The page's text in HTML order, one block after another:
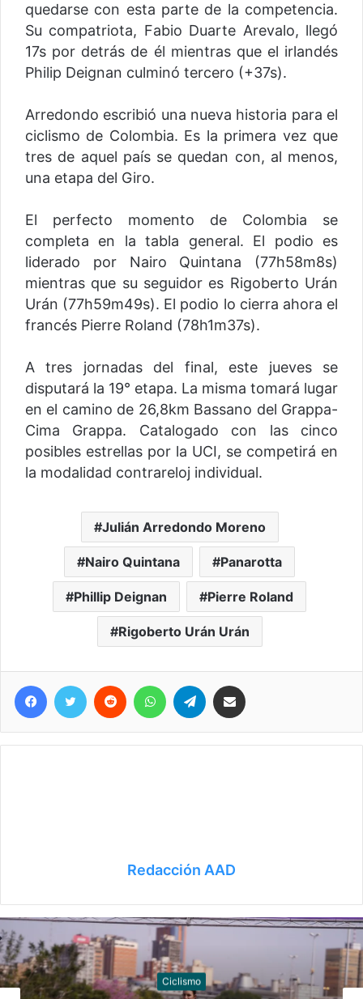
quedarse con esta parte de la competencia.
Su compatriota, Fabio Duarte Arevalo, llegó
17s por detrás de él mientras que el irlandés
Philip Deignan culminó tercero (+37s).
Arredondo escribió una nueva historia para el
ciclismo de Colombia. Es la primera vez que
tres de aquel país se quedan con, al menos,
una etapa del Giro.
El perfecto momento de Colombia se
completa en la tabla general. El podio es
liderado por Nairo Quintana (77h58m8s)
mientras que su seguidor es Rigoberto Urán
Urán (77h59m49s). El podio lo cierra ahora el
francés Pierre Roland (78h1m37s).
A tres jornadas del final, este jueves se
disputará la 19° etapa. La misma tomará lugar
en el camino de 26,8km Bassano del Grappa-
Cima Grappa. Catalogado con las cinco
posibles estrellas por la UCI, se competirá en
la modalidad contrareloj individual.
Julián Arredondo Moreno
Nairo Quintana Panarotta
Phillip Deignan Pierre Roland
Rigoberto Urán Urán
Telegram
Redacción AAD
Taekwondo